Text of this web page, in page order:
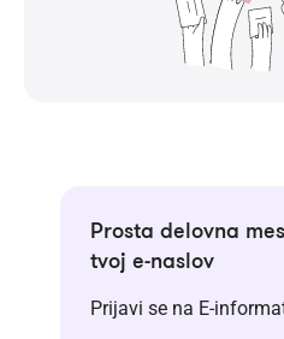
Prosta delovna
tvoj e-naslov
Prijavi se na E-